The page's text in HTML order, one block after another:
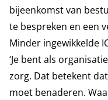
bijeenkomst van
te bespreken en een
Minder ingewikkelde
‘Je bent als
zorg. Dat betekent
moet benaderen.